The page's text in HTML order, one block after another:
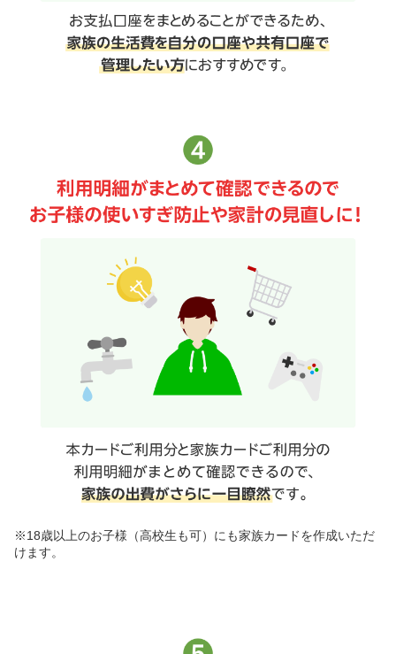
※18歳以上のお子様（高校生も可）にも家族カードを作成いただ
けます。